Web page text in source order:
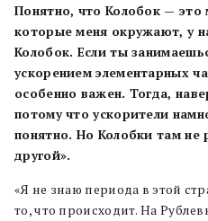
Понятно, что Колобок —
которые меня окружают, у
Колобок. Если ты
ускорением элементарных
особенно важен. Тогда,
потому что ускорители
понятно. Но Колобки там не
другой».
«Я не знаю периода в этой
то, что происходит. На